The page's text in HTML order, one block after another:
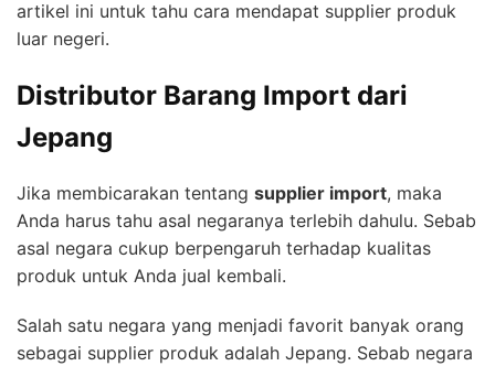
artikel ini untuk tahu cara mendapat supplier produk
luar negeri.
Distributor Barang Import dari
Jepang
Jika membicarakan tentang supplier import, maka
Anda harus tahu asal negaranya terlebih dahulu. Sebab
asal negara cukup berpengaruh terhadap kualitas
produk untuk Anda jual kembali.
Salah satu negara yang menjadi favorit banyak orang
sebagai supplier produk adalah Jepang. Sebab negara